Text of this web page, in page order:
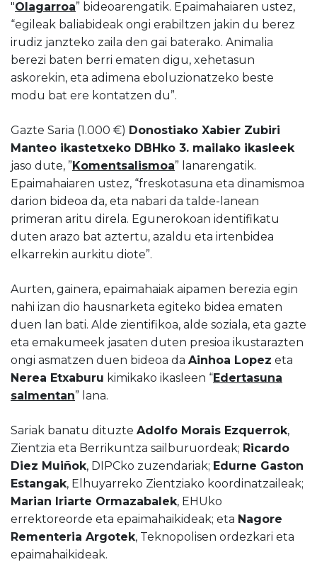
"Olagarroa” bideoarengatik. Epaimahaiaren ustez,
“egileak baliabideak ongi erabiltzen jakin du berez
irudiz janzteko zaila den gai baterako. Animalia
berezi baten berri ematen digu, xehetasun
askorekin, eta adimena eboluzionatzeko beste
modu bat ere kontatzen du”.
Gazte Saria (1.000 €) Donostiako Xabier Zubiri
Manteo ikastetxeko DBHko 3. mailako ikasleek
jaso dute, ”Komentsalismoa” lanarengatik.
Epaimahaiaren ustez, “freskotasuna eta dinamismoa
darion bideoa da, eta nabari da talde-lanean
primeran aritu direla. Egunerokoan identifikatu
duten arazo bat aztertu, azaldu eta irtenbidea
elkarrekin aurkitu diote”.
Aurten, gainera, epaimahaiak aipamen berezia egin
nahi izan dio hausnarketa egiteko bidea ematen
duen lan bati. Alde zientifikoa, alde soziala, eta gazte
eta emakumeek jasaten duten presioa ikustarazten
ongi asmatzen duen bideoa da Ainhoa Lopez eta
Nerea Etxaburu kimikako ikasleen “Edertasuna
salmentan” lana.
Sariak banatu dituzte Adolfo Morais Ezquerrok,
Zientzia eta Berrikuntza sailburuordeak; Ricardo
Diez Muiñok, DIPCko zuzendariak; Edurne Gaston
Estangak, Elhuyarreko Zientziako koordinatzaileak;
Marian Iriarte Ormazabalek, EHUko
errektoreorde eta epaimahaikideak; eta Nagore
Rementeria Argotek, Teknopolisen ordezkari eta
epaimahaikideak.